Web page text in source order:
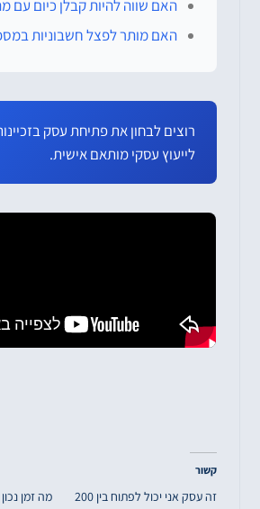
האם שווה להיות קבלן כיום עם
האם מותר לפצל חשבוניות
רוצים לבחון את פתיחת עסק
לייעוץ עסקי מותאם אישית.
קשור
זה עסק אני יכול לפתוח בין 200
מה זמן